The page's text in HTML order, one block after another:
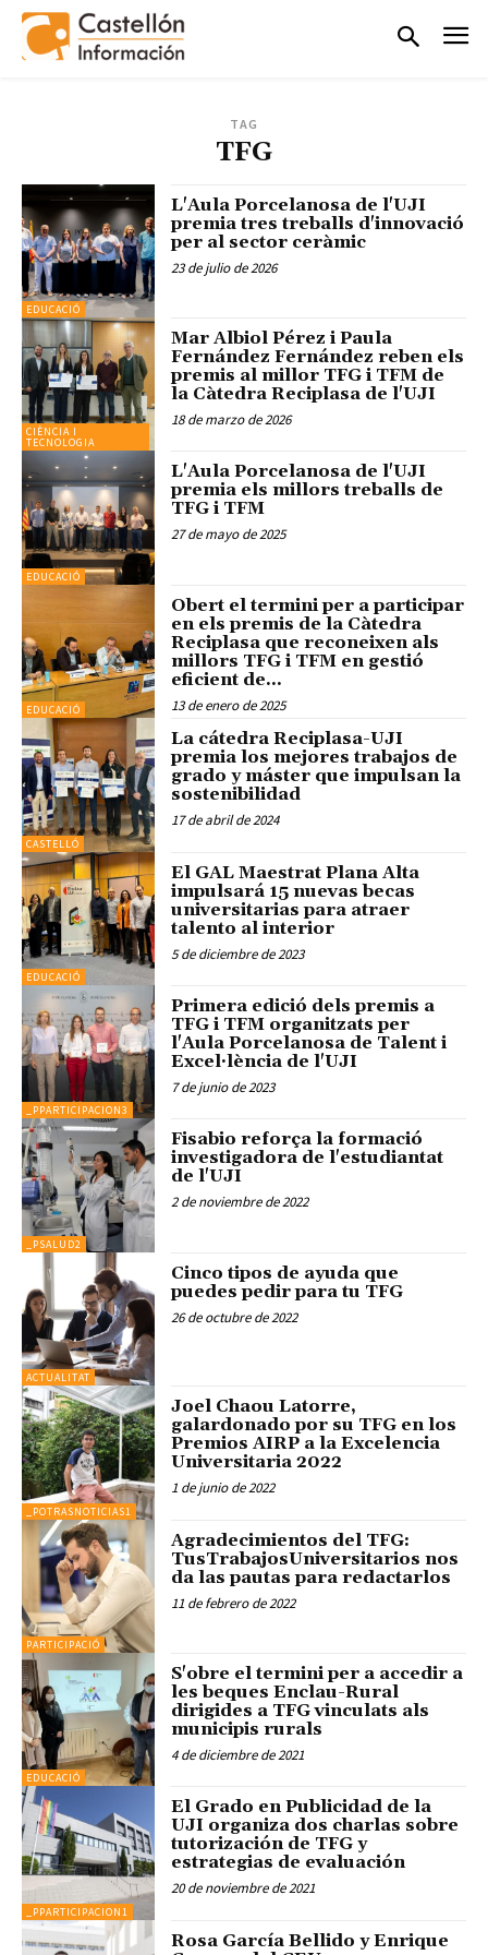
TAG
TFG
EDUCACIÓ
L'Aula Porcelanosa de l'UJI
premia tres treballs d'innovació
per al sector ceràmic
23 de julio de 2026
CIÈNCIA I
TECNOLOGIA
Mar Albiol Pérez i Paula
Fernández Fernández reben els
premis al millor TFG i TFM de
la Càtedra Reciplasa de l'UJI
18 de marzo de 2026
EDUCACIÓ
L'Aula Porcelanosa de l'UJI
premia els millors treballs de
TFG i TFM
27 de mayo de 2025
EDUCACIÓ
Obert el termini per a participar
en els premis de la Càtedra
Reciplasa que reconeixen als
millors TFG i TFM en gestió
eficient de...
13 de enero de 2025
CASTELLÓ
La cátedra Reciplasa-UJI
premia los mejores trabajos de
grado y máster que impulsan la
sostenibilidad
17 de abril de 2024
EDUCACIÓ
El GAL Maestrat Plana Alta
impulsará 15 nuevas becas
universitarias para atraer
talento al interior
5 de diciembre de 2023
_PPARTICIPACION3
Primera edició dels premis a
TFG i TFM organitzats per
l'Aula Porcelanosa de Talent i
Excel·lència de l'UJI
7 de junio de 2023
_PSALUD2
Fisabio reforça la formació
investigadora de l'estudiantat
de l'UJI
2 de noviembre de 2022
ACTUALITAT
Cinco tipos de ayuda que
puedes pedir para tu TFG
26 de octubre de 2022
_POTRASNOTICIAS1
Joel Chaou Latorre,
galardonado por su TFG en los
Premios AIRP a la Excelencia
Universitaria 2022
1 de junio de 2022
PARTICIPACIÓ
Agradecimientos del TFG:
TusTrabajosUniversitarios nos
da las pautas para redactarlos
11 de febrero de 2022
EDUCACIÓ
S'obre el termini per a accedir a
les beques Enclau-Rural
dirigides a TFG vinculats als
municipis rurals
4 de diciembre de 2021
_PPARTICIPACION1
El Grado en Publicidad de la
UJI organiza dos charlas sobre
tutorización de TFG y
estrategias de evaluación
20 de noviembre de 2021
Rosa García Bellido y Enrique